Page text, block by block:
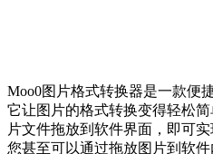
Moo0图片格式转换器是一款便
它让图片的格式转换变得轻松
片文件拖放到软件界面，即可
您甚至可以通过拖放图片到软件